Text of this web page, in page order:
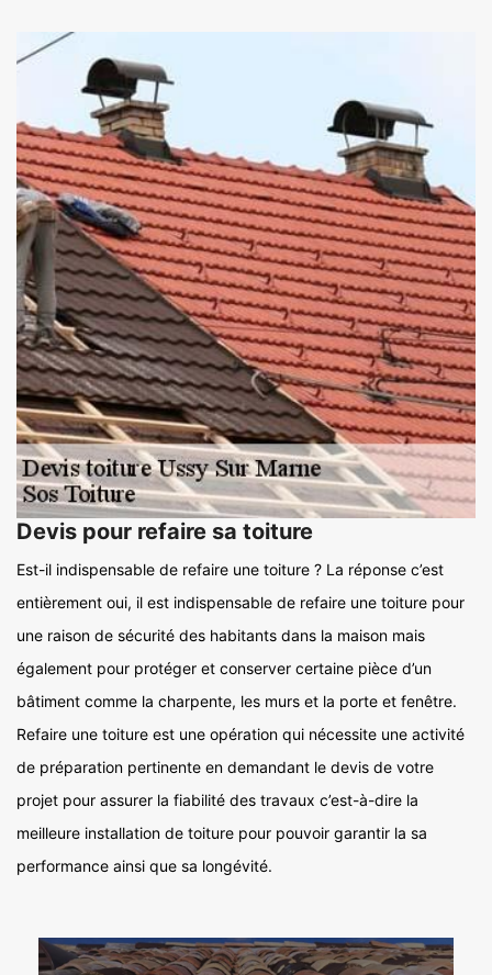
Devis pour refaire sa toiture
Est-il indispensable de refaire une toiture ? La réponse c’est
entièrement oui, il est indispensable de refaire une toiture pour
une raison de sécurité des habitants dans la maison mais
également pour protéger et conserver certaine pièce d’un
bâtiment comme la charpente, les murs et la porte et fenêtre.
Refaire une toiture est une opération qui nécessite une activité
de préparation pertinente en demandant le devis de votre
projet pour assurer la fiabilité des travaux c’est-à-dire la
meilleure installation de toiture pour pouvoir garantir la sa
performance ainsi que sa longévité.